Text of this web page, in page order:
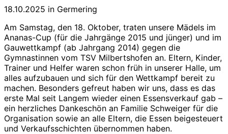
18.10.2025 in Germering
Am Samstag, den 18. Oktober, traten unsere Mädels im
Ananas-Cup (für die Jahrgänge 2015 und jünger) und im
Gauwettkampf (ab Jahrgang 2014) gegen die
Gymnastinnen vom TSV Milbertshofen an. Eltern, Kinder,
Trainer und Helfer waren schon früh in unserer Halle, um
alles aufzubauen und sich für den Wettkampf bereit zu
machen. Besonders gefreut haben wir uns, dass es das
erste Mal seit Langem wieder einen Essensverkauf gab –
ein herzliches Dankeschön an Familie Schweiger für die
Organisation sowie an alle Eltern, die Essen beigesteuert
und Verkaufsschichten übernommen haben.